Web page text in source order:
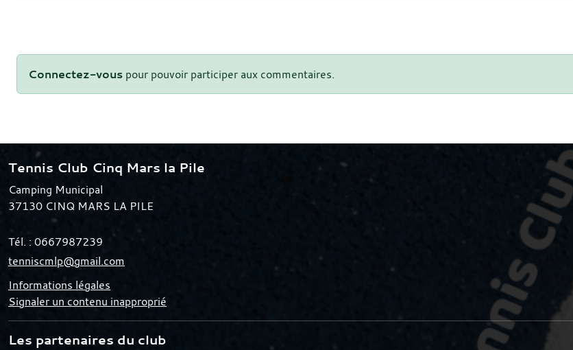
Connectez-vous pour pouvoir participer aux commentaires.
Tennis Club Cinq Mars la Pile
Camping Municipal
37130 CINQ MARS LA PILE
Tél. : 0667987239
tenniscmlp@gmail.com
Informations légales
Signaler un contenu inapproprié
Les partenaires du club